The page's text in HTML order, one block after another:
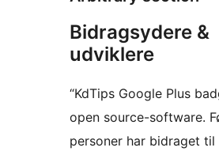
Bidragsydere &
udviklere
“KdTips Google Plus
open source-software.
personer har bidraget